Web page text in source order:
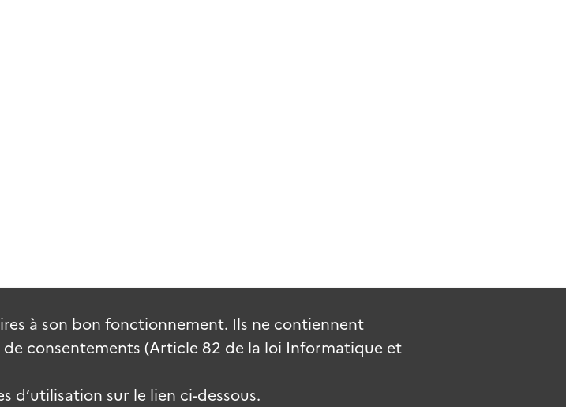
à son bon fonctionnement. Ils ne contiennent
consentements (Article 82 de la loi Informatique et
d’utilisation sur le lien ci-dessous.